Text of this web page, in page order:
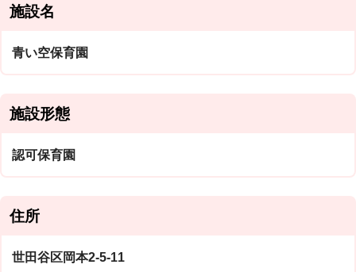
施設名
青い空保育園
施設形態
認可保育園
住所
世田谷区岡本2-5-11